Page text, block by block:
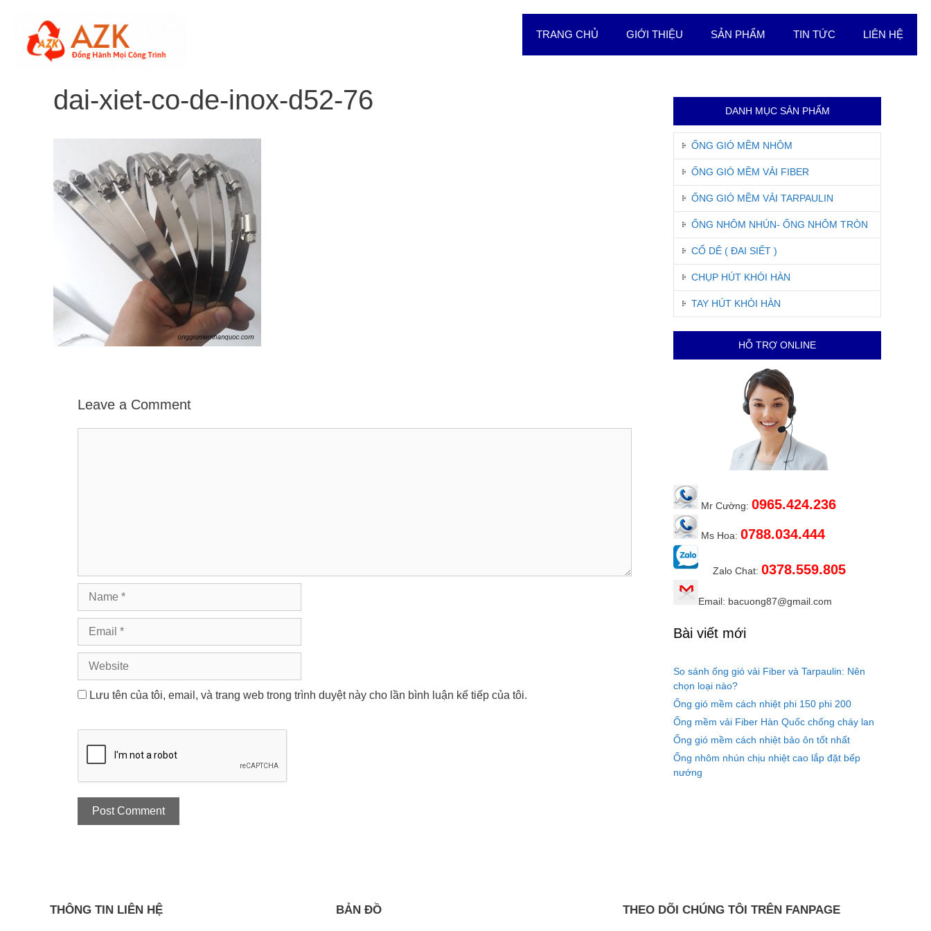
content
TRANG CHỦ GIỚI THIỆU SẢN PHẨM TIN TỨC LIÊN HỆ
dai-xiet-co-de-inox-d52-76
Leave a Comment
Name
Email
Website
Lưu tên của tôi, email, và trang web trong trình duyệt này cho lần bình luận kế tiếp của tôi.
DANH MỤC SẢN PHẨM
ỐNG GIÓ MỀM NHÔM
ỐNG GIÓ MỀM VẢI FIBER
ỐNG GIÓ MỀM VẢI TARPAULIN
ỐNG NHÔM NHÚN- ỐNG NHÔM TRÒN
CỔ DÊ ( ĐAI SIẾT )
CHỤP HÚT KHÓI HÀN
TAY HÚT KHÓI HÀN
HỖ TRỢ ONLINE
Mr Cường: 0965.424.236
Ms Hoa: 0788.034.444
Zalo Chat: 0378.559.805
Email: bacuong87@gmail.com
Bài viết mới
So sánh ống gió vải Fiber và Tarpaulin: Nên
chọn loại nào?
Ống gió mềm cách nhiệt phi 150 phi 200
Ống mềm vải Fiber Hàn Quốc chống cháy lan
Ống gió mềm cách nhiệt bảo ôn tốt nhất
Ống nhôm nhún chịu nhiệt cao lắp đặt bếp
nướng
THÔNG TIN LIÊN HỆ BẢN ĐỒ THEO DÕI CHÚNG TÔI TRÊN FANPAGE